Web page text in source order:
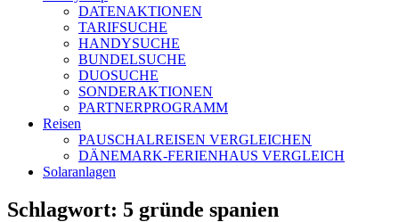
DATENAKTIONEN
TARIFSUCHE
HANDYSUCHE
BUNDELSUCHE
DUOSUCHE
SONDERAKTIONEN
PARTNERPROGRAMM
Reisen
PAUSCHALREISEN VERGLEICHEN
DÄNEMARK-FERIENHAUS VERGLEICH
Solaranlagen
Schlagwort: 5 gründe spanien